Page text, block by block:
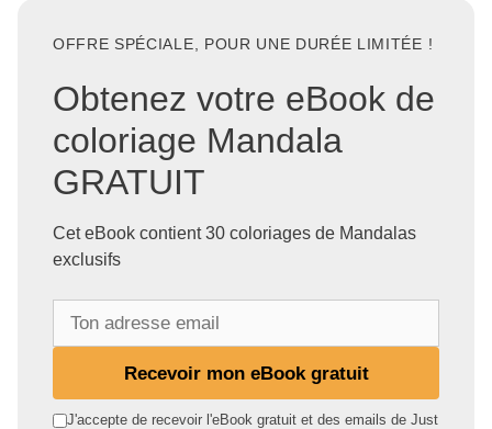
OFFRE SPÉCIALE, POUR UNE DURÉE LIMITÉE !
Obtenez votre eBook de
coloriage Mandala
GRATUIT
Cet eBook contient 30 coloriages de Mandalas
exclusifs
d
Recevoir mon eBook gratuit
J'accepte de recevoir l'eBook gratuit et des emails de Just